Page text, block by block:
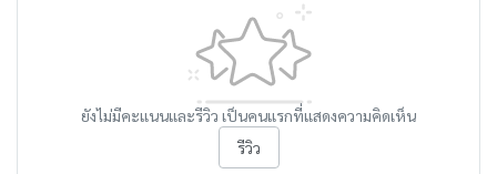
ยังไม่มีคะแนนและรีวิว เป็นคนแรกที่แสดงความคิดเห็น
รีวิว